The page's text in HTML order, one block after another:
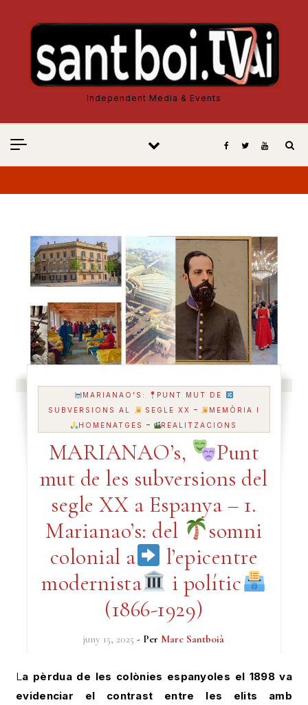
Independent Media & Events
MARIANAO'S:
PUNT MUT DE
SUBVERSIONS AL
SEGLE XX -
MEMÒRIA I
HOMENATGES
- REALITZACIONS
MARIANAO’s,
Punt
mut de les subversions del
segle XX a Espanya – 1.
Marianao’s: del
somni
colonial a
l’epicentre
modernista
i polític
(1866-1929)
juny 15, 2025 - Per Marc Santboià
La pèrdua de les colònies espanyoles el 1898 va
evidenciar el contrast entre les elits amb